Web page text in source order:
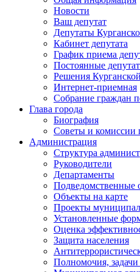
Новости
Ваш депутат
Депутаты
Кабинет депутата
График приема
Постоянные
Решения
Интернет-приемная
Собрание граждан
Глава города
Биография
Советы и комиссии
Администрация
Структура
Руководители
Департаменты
Подведомственные
Объекты на карте
Проекты
Установленные
Оценка
Защита населения
Полномочия,